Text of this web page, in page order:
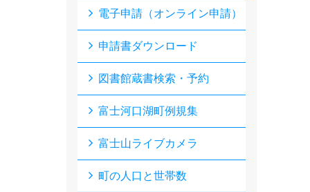
電子申請（オンライン申請）
申請書ダウンロード
図書館蔵書検索・予約
富士河口湖町例規集
富士山ライブカメラ
町の人口と世帯数